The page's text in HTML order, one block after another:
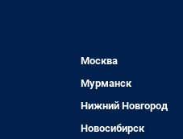
Москва
Мурманск
Нижний Новгород
Новосибирск